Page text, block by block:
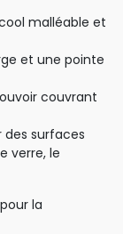
malléable et
et une pointe
couvrant
des surfaces
verre, le
la